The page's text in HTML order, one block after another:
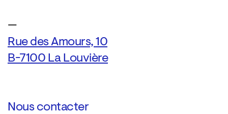
—
Rue des Amours, 10
B-7100 La Louvière
Nous contacter